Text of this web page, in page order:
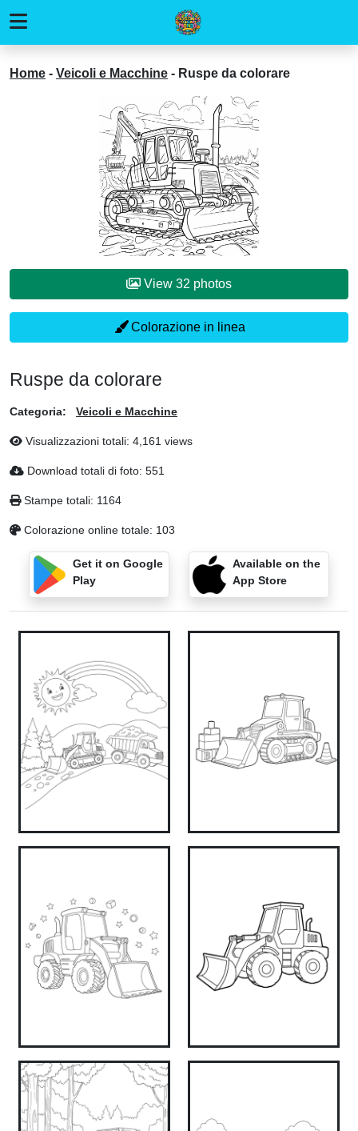
Home - Veicoli e Macchine - Ruspe da colorare
View 32 photos
Colorazione in linea
Ruspe da colorare
Categoria: Veicoli e Macchine
Visualizzazioni totali: 4,161 views
Download totali di foto: 551
Stampe totali: 1164
Colorazione online totale: 103
Get it on Google
Play
Available on the
App Store